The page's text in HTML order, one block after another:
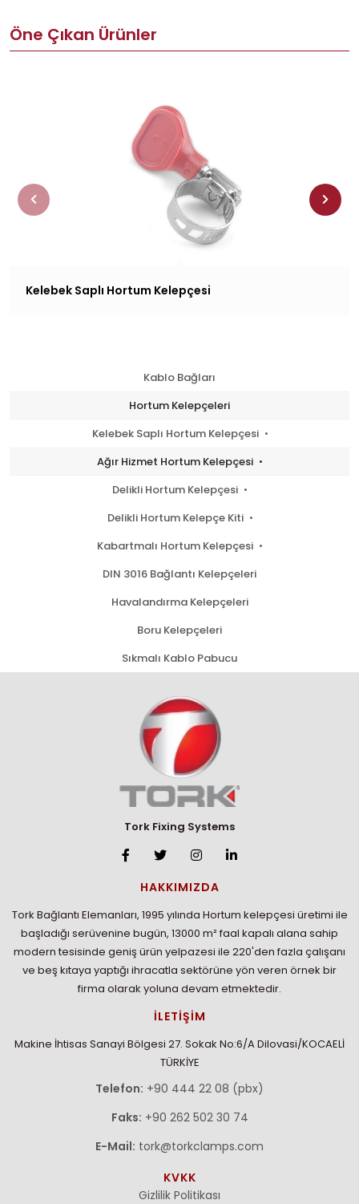
Kablo Bağları
Hortum Kelepçeleri
Kelebek Saplı Hortum Kelepçesi
Ağır Hizmet Hortum Kelepçesi
Delikli Hortum Kelepçesi
Delikli Hortum Kelepçe Kiti
Kabartmalı Hortum Kelepçesi
DIN 3016 Bağlantı Kelepçeleri
Havalandırma Kelepçeleri
Boru Kelepçeleri
Sıkmalı Kablo Pabucu
Öne Çıkan Ürünler
Kelebek Saplı Hortum Kelepçesi
Tork Fixing Systems
HAKKIMIZDA
Tork Bağlantı Elemanları, 1995 yılında Hortum kelepçesi üretimi ile
başladığı serüvenine bugün, 13000 m² faal kapalı alana sahip
modern tesisinde geniş ürün yelpazesi ile 220'den fazla çalışanı
ve beş kıtaya yaptığı ihracatla sektörüne yön veren örnek bir
firma olarak yoluna devam etmektedir.
İLETİŞİM
Makine İhtisas Sanayi Bölgesi 27. Sokak No:6/A Dilovasi/KOCAELİ
TÜRKİYE
Telefon: +90 444 22 08 (pbx)
Faks: +90 262 502 30 74
E-Mail: tork@torkclamps.com
KVKK
Gizlilik Politikası